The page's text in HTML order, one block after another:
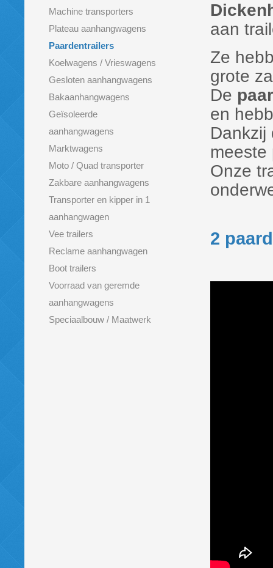
Machine transporters
Plateau aanhangwagens
Paardentrailers
Koelwagens / Vrieswagens
Gesloten aanhangwagens
Bakaanhangwagens
Geïsoleerde
aanhangwagens
Marktwagens
Moto / Quad transporter
Zakbare aanhangwagens
Transporter en kipper in 1
aanhangwagen
Vee trailers
Reclame aanhangwagen
Boot trailers
Voorraad van geremde
aanhangwagens
Speciaalbouw / Maatwerk
aan
Ze
grote
De
en
meeste
Onze
2